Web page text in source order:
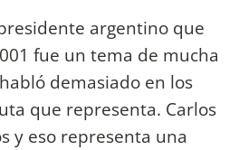
argentino que
fue un tema de mucha
demasiado en los
que representa. Carlos
y eso representa una